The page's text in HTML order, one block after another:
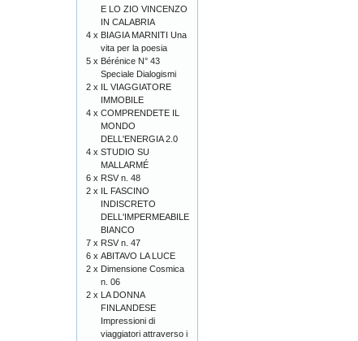
E LO ZIO VINCENZO
IN CALABRIA
4 x BIAGIA MARNITI Una
vita per la poesia
5 x Bérénice N° 43
Speciale Dialogismi
2 x IL VIAGGIATORE
IMMOBILE
4 x COMPRENDETE IL
MONDO
DELL'ENERGIA 2.0
4 x STUDIO SU
MALLARMÉ
6 x RSV n. 48
2 x IL FASCINO
INDISCRETO
DELL'IMPERMEABILE
BIANCO
7 x RSV n. 47
6 x ABITAVO LA LUCE
2 x Dimensione Cosmica
n. 06
2 x LA DONNA
FINLANDESE
Impressioni di
viaggiatori attraverso i